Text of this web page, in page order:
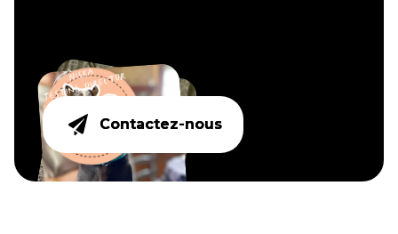
Contactez-nous
Contactez-nous